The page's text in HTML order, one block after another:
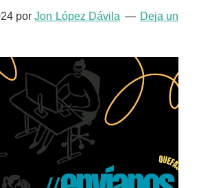
porJon López Dávila
Deja un